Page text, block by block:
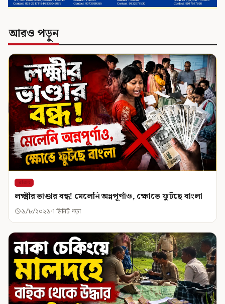
আরও পড়ুন
রাজ্য
লক্ষ্মীর ভাণ্ডার বন্ধ! মেলেনি অন্নপূর্ণাও, ক্ষোভে ফুটছে বাংলা
৬/৮/২০২৬ 1 মিনিট পড়া